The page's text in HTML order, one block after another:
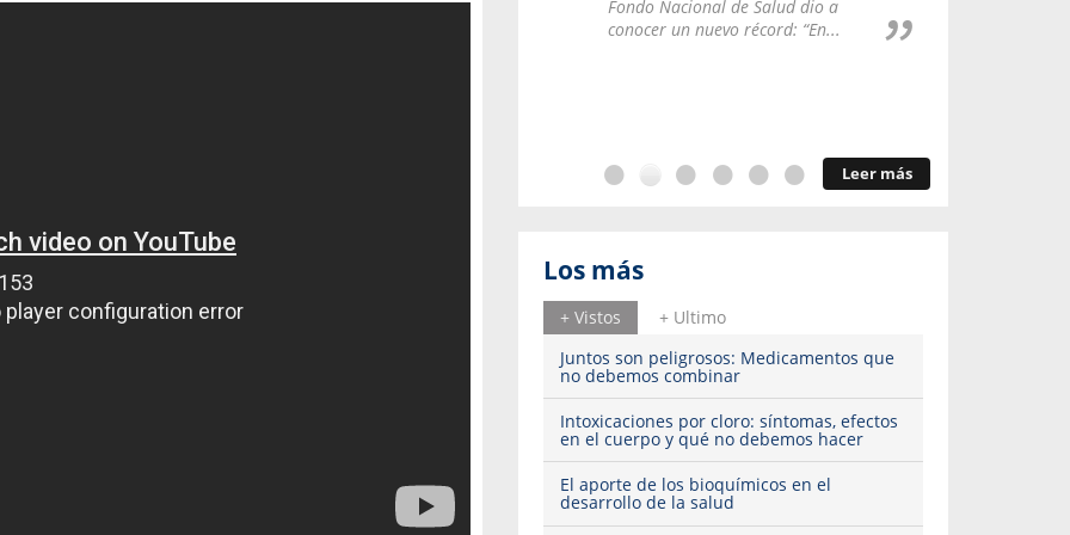
de...
enfermedades periodontales. Sin
Fondo Nacional de Salud dio a
conocer un nuevo récord: “En...
Leer más
Los más
+ Vistos
+ Ultimo
Juntos son peligrosos: Medicamentos que
no debemos combinar
Intoxicaciones por cloro: síntomas, efectos
en el cuerpo y qué no debemos hacer
El aporte de los bioquímicos en el
desarrollo de la salud